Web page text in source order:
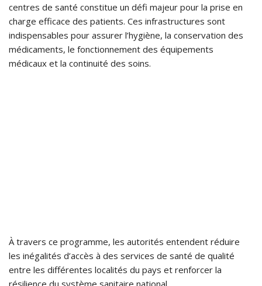
centres de santé constitue un défi majeur pour la prise en
charge efficace des patients. Ces infrastructures sont
indispensables pour assurer l’hygiène, la conservation des
médicaments, le fonctionnement des équipements
médicaux et la continuité des soins.
À travers ce programme, les autorités entendent réduire
les inégalités d’accès à des services de santé de qualité
entre les différentes localités du pays et renforcer la